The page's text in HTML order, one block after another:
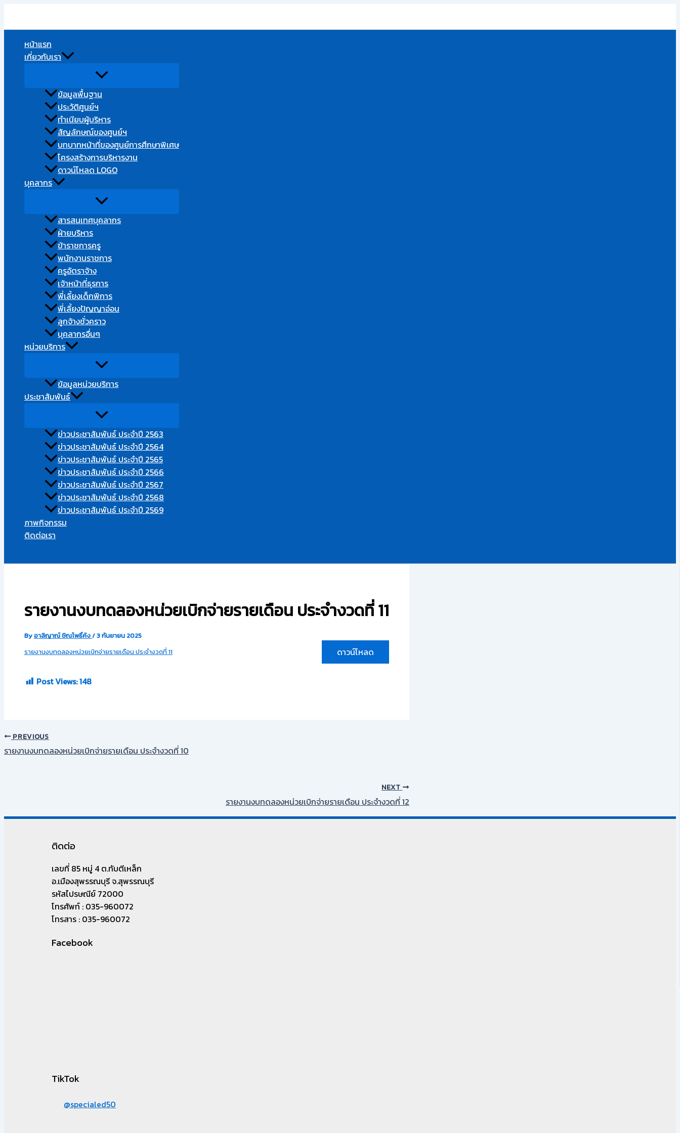
content
หน้าแรก
เกี่ยวกับเรา
ข้อมูลพื้นฐาน
ประวัติศูนย์ฯ
ทำเนียบผู้บริหาร
สัญลักษณ์ของศูนย์ฯ
บทบาทหน้าที่ของศูนย์การศึกษาพิเศษ
โครงสร้างการบริหารงาน​
ดาวน์โหลด LOGO
บุคลากร
สารสนเทศบุคลากร
ฝ่ายบริหาร
ข้าราชการครู
พนักงานราชการ
ครูอัตราจ้าง
เจ้าหน้าที่ธุรการ
พี่เลี้ยงเด็กพิการ
พี่เลี้ยงปัญญาอ่อน
ลูกจ้างชั่วคราว​
บุคลากรอื่นๆ​
หน่วยบริการ
ข้อมูลหน่วยบริการ
ประชาสัมพันธ์
ข่าวประชาสัมพันธ์ ประจำปี 2563
ข่าวประชาสัมพันธ์ ประจำปี 2564
ข่าวประชาสัมพันธ์ ประจำปี 2565
ข่าวประชาสัมพันธ์ ประจำปี 2566
ข่าวประชาสัมพันธ์ ประจำปี 2567
ข่าวประชาสัมพันธ์ ประจำปี 2568
ข่าวประชาสัมพันธ์ ประจำปี 2569
ภาพกิจกรรม
ติดต่อเรา
รายงานงบทดลองหน่วยเบิกจ่ายรายเดือน ประจำงวดที่ 11
Byอาลิญาณ์ ชิณโพธิ์คัง/3 กันยายน 2025
รายงานงบทดลองหน่วยเบิกจ่ายรายเดือน ประจำงวดที่ 11
ดาวน์โหลด
Post Views:148
PREVIOUS
รายงานงบทดลองหน่วยเบิกจ่ายรายเดือน ประจำงวดที่ 10
NEXT
รายงานงบทดลองหน่วยเบิกจ่ายรายเดือน ประจำงวดที่ 12
ติดต่อ
เลขที่ 85 หมู่ 4 ต.ทับตีเหล็ก
อ.เมืองสุพรรณบุรี จ.สุพรรณบุรี
รหัสไปรษณีย์ 72000
โทรศัพท์ : 035-960072
โทรสาร : 035-960072
Facebook
TikTok
@specialed50